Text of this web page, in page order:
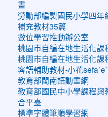
畫
勞動部編製國民小學四年
補充教材35篇
數位學習推動辦公室
桃園市自編在地生活化課
桃園市自編在地生活化課
客語輔助教材-小花
教育部閩南語動畫網
教育部國民中小學課程與
合平臺
標準字體筆順學習網